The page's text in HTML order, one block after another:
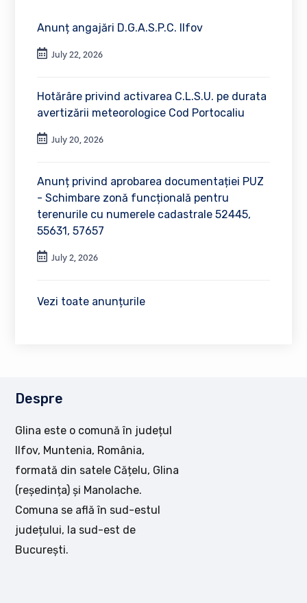
Anunț angajări D.G.A.S.P.C. Ilfov
July 22, 2026
Hotărâre privind activarea C.L.S.U. pe durata
avertizării meteorologice Cod Portocaliu
July 20, 2026
Anunț privind aprobarea documentației PUZ
- Schimbare zonă funcțională pentru
terenurile cu numerele cadastrale 52445,
55631, 57657
July 2, 2026
Vezi toate anunțurile
Despre
Glina este o comună în județul
Ilfov, Muntenia, România,
formată din satele Cățelu, Glina
(reședința) și Manolache.
Comuna se află în sud-estul
județului, la sud-est de
București.